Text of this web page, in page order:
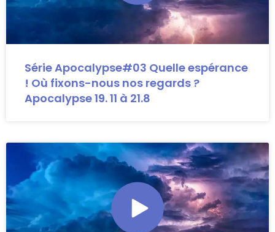
Série Apocalypse#03 Quelle espérance
! Où fixons-nous nos regards ?
Apocalypse 19. 11 à 21.8